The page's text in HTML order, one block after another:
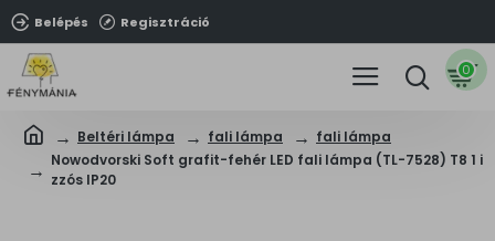
Belépés Regisztráció
0
Beltéri lámpa fali lámpa
fali lámpa
Nowodvorski Soft grafit-fehér LED fali lámpa (TL-7528) T8 1 i
zzós IP20